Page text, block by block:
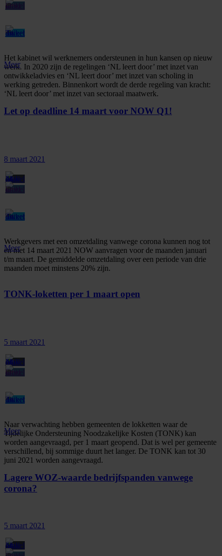
Het kabinet wil werknemers ondersteunen in hun kansen op nieuw
werk. In 2020 zijn de regelingen ‘NL leert door’ met inzet van
ontwikkeladvies en ‘NL leert door’ met inzet van scholing in
werking getreden. Binnenkort wordt de derde regeling van kracht:
‘NL leert door’ met inzet van sectoraal maatwerk.
Meer
Let op deadline 14 maart voor NOW Q1!
8 maart 2021
Werkgevers met een omzetdaling vanwege corona kunnen nog tot
en met 14 maart 2021 NOW aanvragen voor de maanden januari
t/m maart. De gemiddelde omzetdaling over een periode van drie
maanden moet minstens 20% zijn.
Meer
TONK-loketten per 1 maart open
5 maart 2021
Naar verwachting hebben gemeenten de lokketten waar de
Tijdelijke Ondersteuning Noodzakelijke Kosten (TONK) kan
worden aangevraagd, per 1 maart geopend. Dat is wel per gemeente
verschillend, bij sommige duurt het langer. De TONK kan tot 30
juni 2021 worden aangevraagd.
Meer
Lagere WOZ-waarde bedrijfspanden vanwege
corona?
5 maart 2021